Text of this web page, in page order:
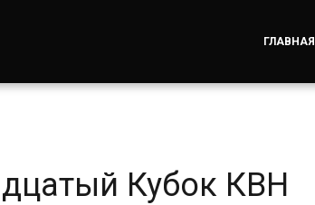
ГЛАВНАЯ
Кубок КВН